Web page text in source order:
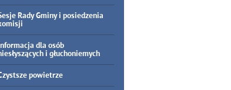
Rady Gminy i posiedzenia
dla osób
i głuchoniemych
powietrze